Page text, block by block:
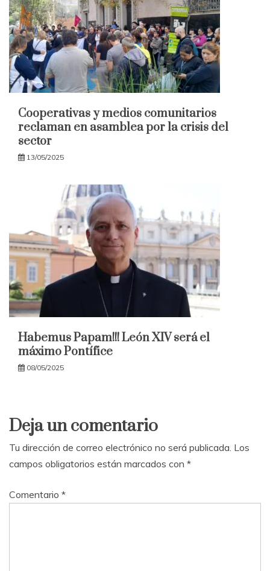
Cooperativas y medios comunitarios
reclaman en asamblea por la crisis del
sector
13/05/2025
Habemus Papam!!! León XIV será el
máximo Pontífice
08/05/2025
Deja un comentario
Tu dirección de correo electrónico no será publicada. Los
campos obligatorios están marcados con *
Comentario *